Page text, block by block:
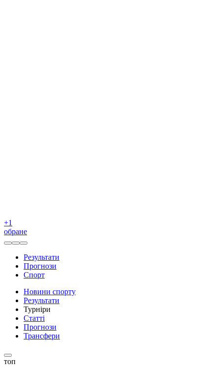
+1
обране
Результати
Прогнози
Спорт
Новини спорту
Результати
Турніри
Статті
Прогнози
Трансфери
топ